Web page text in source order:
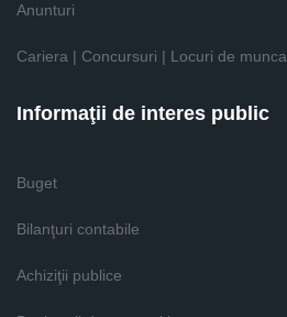
Anunturi
Cariera | Concursuri | Locuri de munca
Informaţii de interes public
Buget
Bilanţuri contabile
Achiziţii publice